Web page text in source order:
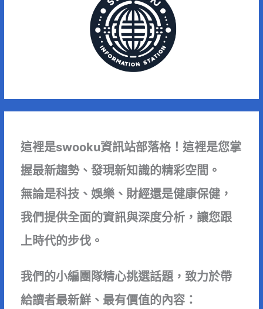
這裡是swooku資訊站部落格！這裡是您掌
握最新趨勢、發現新知識的精彩空間。
無論是科技、娛樂、財經還是健康保健，
我們提供全面的資訊與深度分析，讓您跟
上時代的步伐。
我們的小編團隊精心挑選話題，致力於帶
給讀者最新鮮、最有價值的內容：